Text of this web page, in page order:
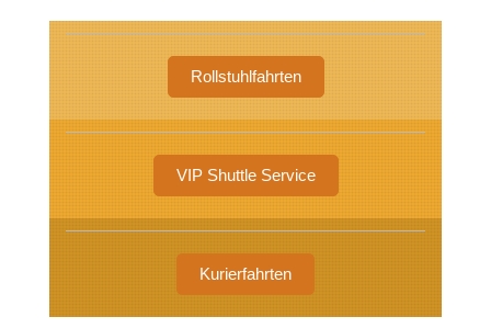
Rollstuhlfahrten
VIP Shuttle Service
Kurierfahrten